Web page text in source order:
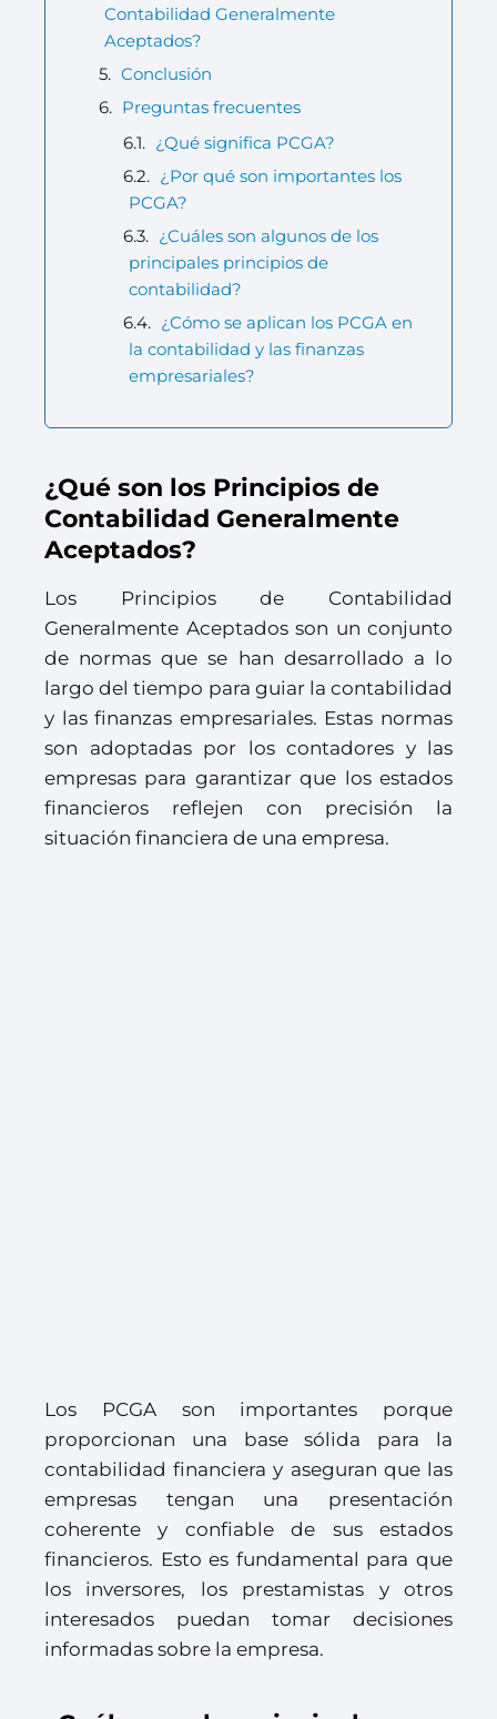
Contabilidad Generalmente
Aceptados?
Conclusión
Preguntas frecuentes
¿Qué significa PCGA?
¿Por qué son importantes los
PCGA?
¿Cuáles son algunos de los
principales principios de
contabilidad?
¿Cómo se aplican los PCGA en
la contabilidad y las finanzas
empresariales?
¿Qué son los Principios de
Contabilidad Generalmente
Aceptados?
Los Principios de Contabilidad
Generalmente Aceptados son un conjunto
de normas que se han desarrollado a lo
largo del tiempo para guiar la contabilidad
y las finanzas empresariales. Estas normas
son adoptadas por los contadores y las
empresas para garantizar que los estados
financieros reflejen con precisión la
situación financiera de una empresa.
Los PCGA son importantes porque
proporcionan una base sólida para la
contabilidad financiera y aseguran que las
empresas tengan una presentación
coherente y confiable de sus estados
financieros. Esto es fundamental para que
los inversores, los prestamistas y otros
interesados puedan tomar decisiones
informadas sobre la empresa.